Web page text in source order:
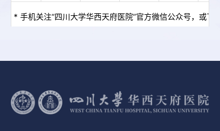
* 手机关注“四川大学华西天府医院”官方微信公众号，或下